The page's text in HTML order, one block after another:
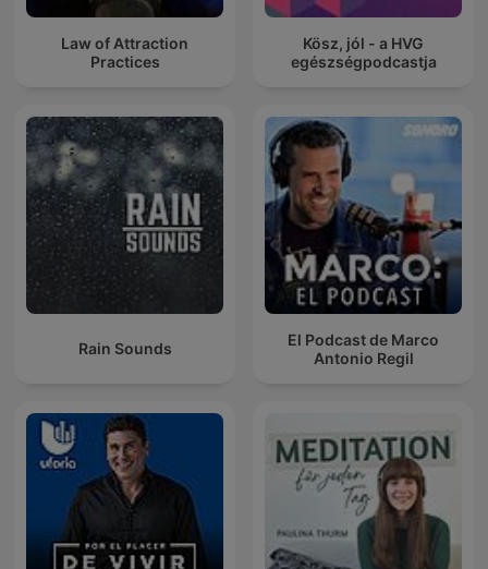
Law of Attraction
Practices
Kösz, jól - a HVG
egészségpodcastja
Rain Sounds
El Podcast de Marco
Antonio Regil